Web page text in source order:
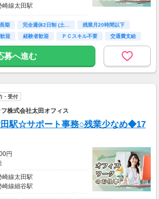
時給1400円×実働7h×週5日
ものではありません。
ビス利用可（利用条件有）
崎線太田駅
長期 完全週休2日制 (土…
残業月20時間以下
迎 経験者歓迎 ＰＣスキル不要 交通費支給
募へ進む
・受付
株式会社太田オフィス
田駅☆サポート事務○残業少なめ◆17
円
崎線太田駅
崎線細谷駅